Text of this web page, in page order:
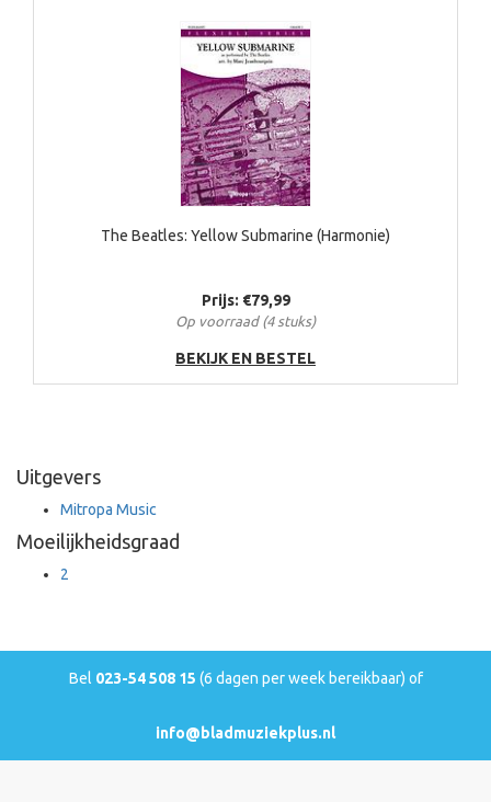
The Beatles: Yellow Submarine (Harmonie)
Prijs: €79,99
Op voorraad (4 stuks)
BEKIJK EN BESTEL
Uitgevers
Mitropa Music
Moeilijkheidsgraad
2
Bel 023-54 508 15 (6 dagen per week bereikbaar) of
info@bladmuziekplus.nl